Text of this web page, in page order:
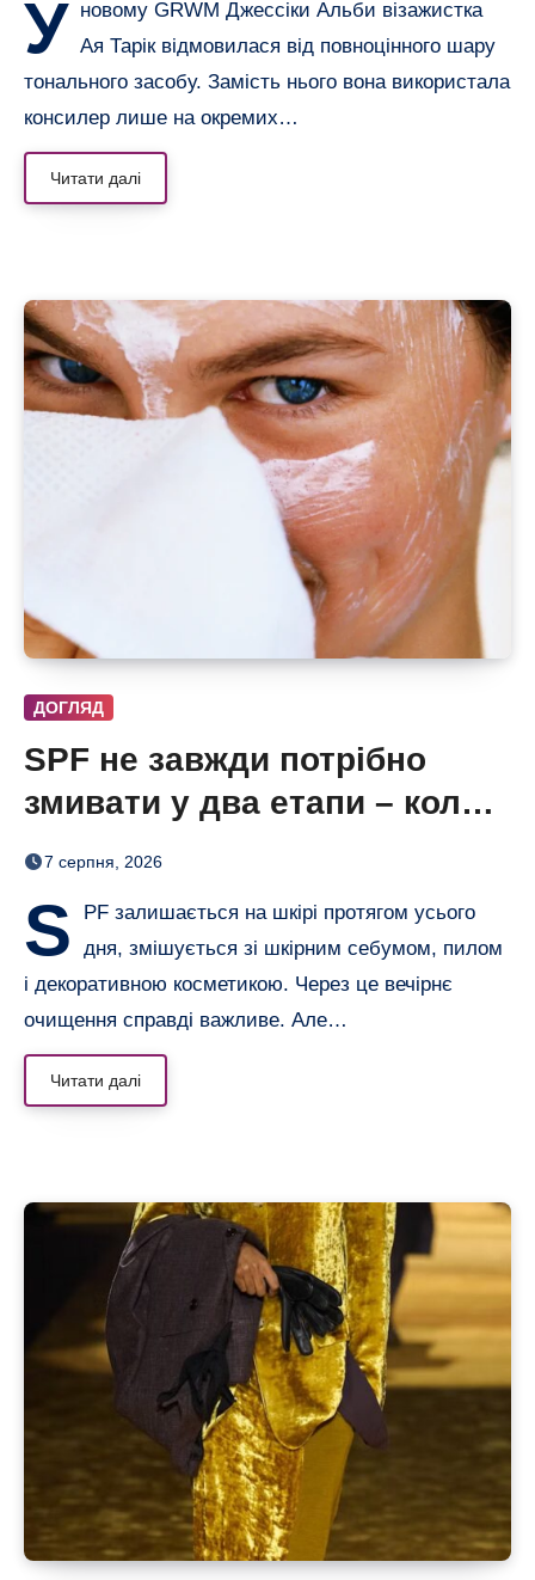
У новому GRWM Джессіки Альби візажистка
Ая Тарік відмовилася від повноцінного шару
тонального засобу. Замість нього вона використала
консилер лише на окремих…
Читати далі
ДОГЛЯД
SPF не завжди потрібно
змивати у два етапи – коли
одного очищення достатньо
7 серпня, 2026
S
PF залишається на шкірі протягом усього
дня, змішується зі шкірним себумом, пилом
і декоративною косметикою. Через це вечірнє
очищення справді важливе. Але…
Читати далі